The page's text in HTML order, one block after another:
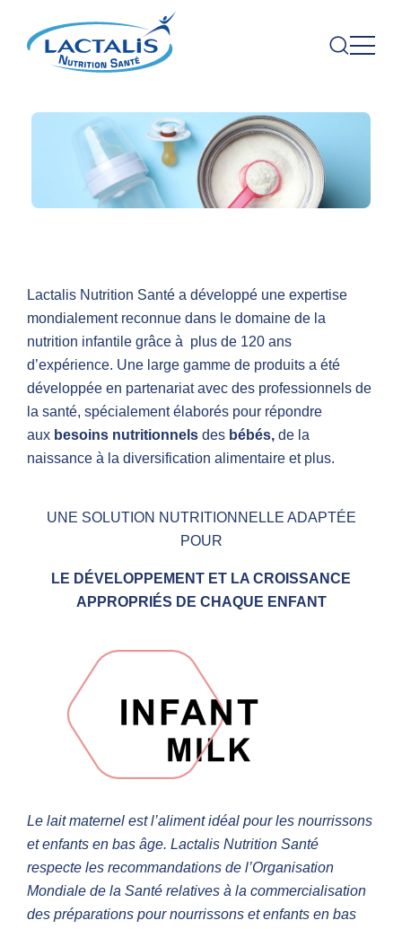
Lactalis Nutrition Santé a développé une expertise
mondialement reconnue dans le domaine de la
nutrition infantile grâce à plus de 120 ans
d’expérience. Une large gamme de produits a été
développée en partenariat avec des professionnels de
la santé, spécialement élaborés pour répondre
aux besoins nutritionnels des bébés, de la
naissance à la diversification alimentaire et plus.
UNE SOLUTION NUTRITIONNELLE ADAPTÉE
POUR
LE DÉVELOPPEMENT ET LA CROISSANCE
APPROPRIÉS DE CHAQUE ENFANT
Le lait maternel est l’aliment idéal pour les nourrissons
et enfants en bas âge. Lactalis Nutrition Santé
respecte les recommandations de l’Organisation
Mondiale de la Santé relatives à la commercialisation
des préparations pour nourrissons et enfants en bas